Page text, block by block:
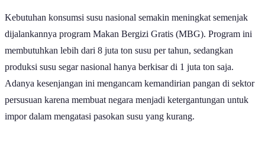
Kebutuhan konsumsi susu nasional semakin meningkat semenjak
dijalankannya program Makan Bergizi Gratis (MBG). Program ini
membutuhkan lebih dari 8 juta ton susu per tahun, sedangkan
produksi susu segar nasional hanya berkisar di 1 juta ton saja.
Adanya kesenjangan ini mengancam kemandirian pangan di sektor
persusuan karena membuat negara menjadi ketergantungan untuk
impor dalam mengatasi pasokan susu yang kurang.